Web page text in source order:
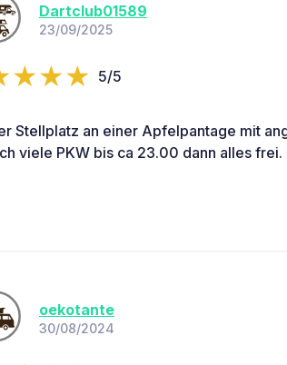
Dartclub01589
23/09/2025
5/5
Stellplatz an einer Apfelpantage mit
viele PKW bis ca 23.00 dann alles frei.
oekotante
30/08/2024